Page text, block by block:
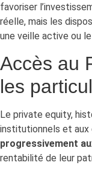
favoriser
réelle, mais les
une veille active ou
Accès au
les
Le private equity,
institutionnels et aux
progressivement
rentabilité de leur